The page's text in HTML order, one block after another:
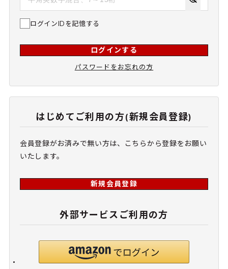
ログインIDを記憶する
ログインする
パスワードをお忘れの方
はじめてご利用の方(新規会員登録)
会員登録がお済みで無い方は、こちらから登録をお願い
いたします。
新規会員登録
外部サービスご利用の方